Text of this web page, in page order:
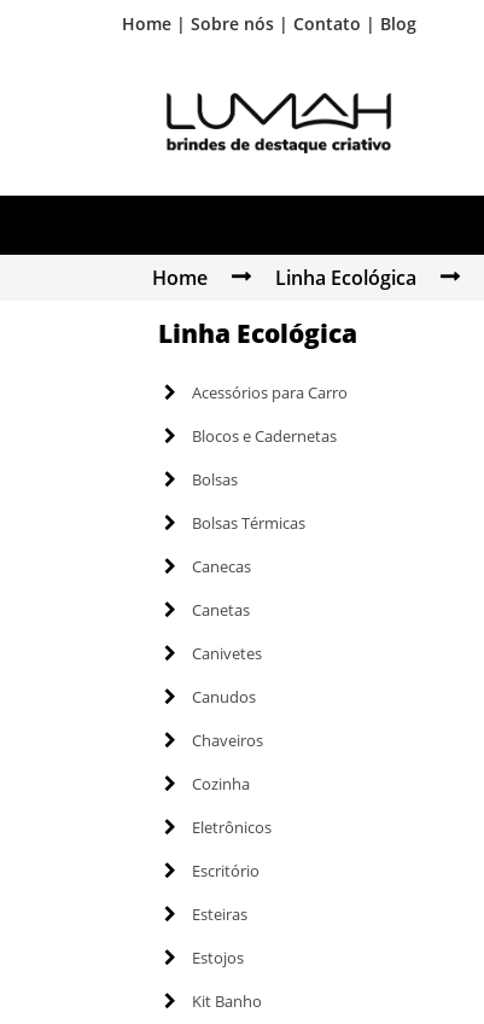
Home | Sobre nós | Contato | Blog
Home Linha Ecológica
Linha Ecológica
Acessórios para Carro
Blocos e Cadernetas
Bolsas
Bolsas Térmicas
Canecas
Canetas
Canivetes
Canudos
Chaveiros
Cozinha
Eletrônicos
Escritório
Esteiras
Estojos
Kit Banho